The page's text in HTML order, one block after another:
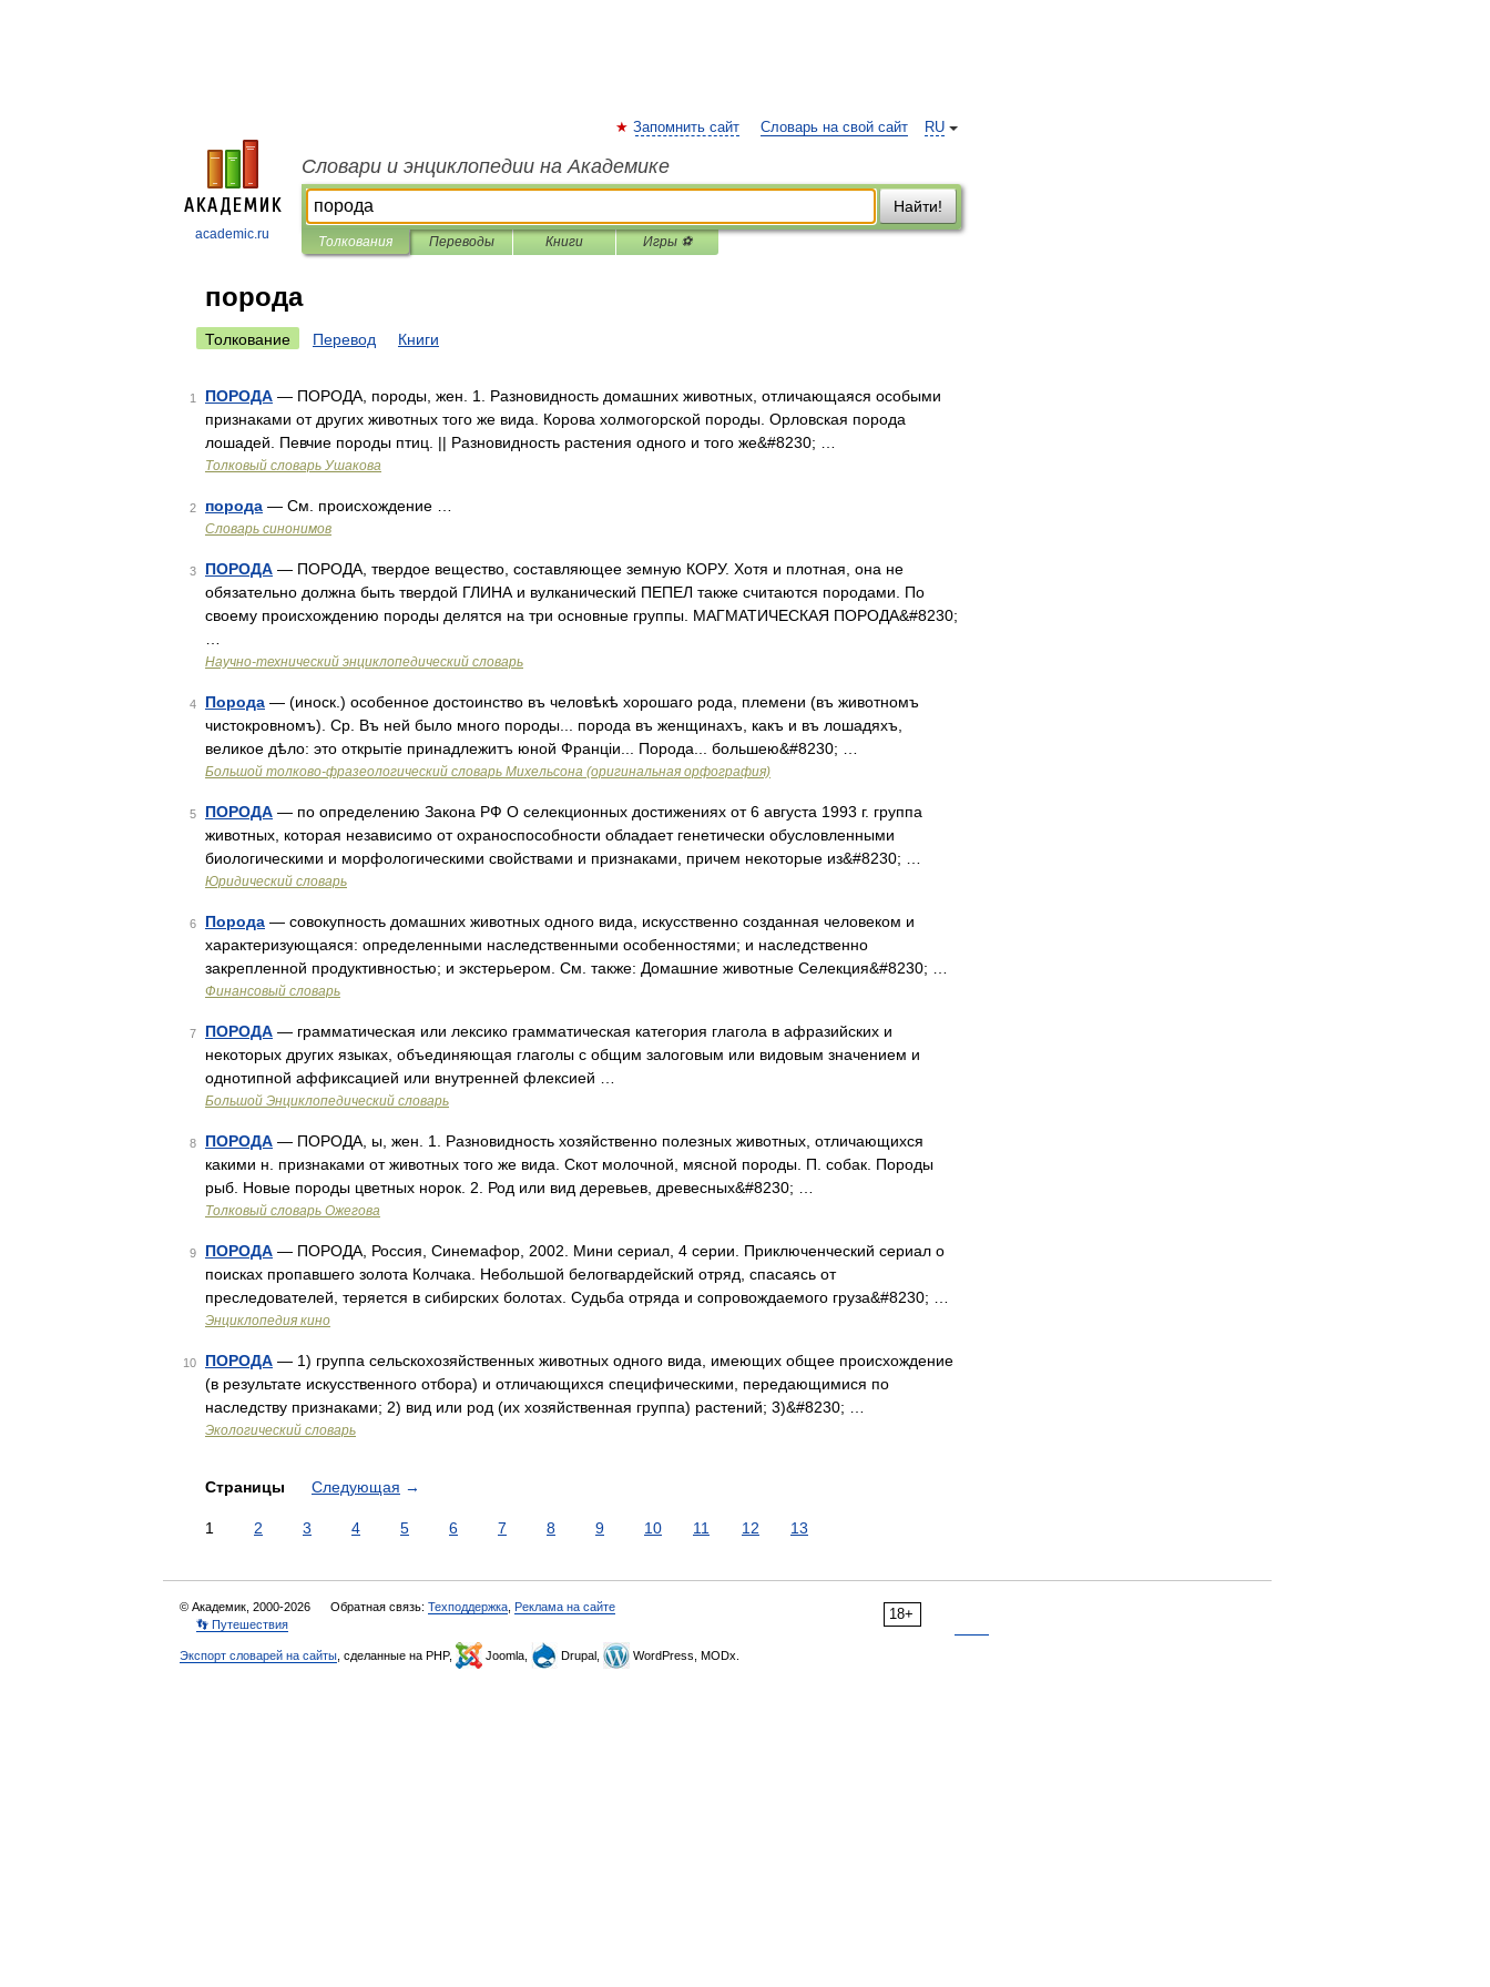
academic.ru
RU
Запомнить сайт Словарь на свой сайт
Словари и энциклопедии на Академике
Найти!
Толкования Переводы Книги Игры ⚽
порода
Толкование Перевод Книги
1 ПОРОДА — ПОРОДА, породы, жен. 1. Разновидность домашних животных, отличающаяся особыми
признаками от других животных того же вида. Корова холмогорской породы. Орловская порода
лошадей. Певчие породы птиц. || Разновидность растения одного и того же&#8230; …
Толковый словарь Ушакова
2 порода — См. происхождение …
Словарь синонимов
3 ПОРОДА — ПОРОДА, твердое вещество, составляющее земную КОРУ. Хотя и плотная, она не
обязательно должна быть твердой ГЛИНА и вулканический ПЕПЕЛ также считаются породами. По
своему происхождению породы делятся на три основные группы. МАГМАТИЧЕСКАЯ ПОРОДА&#8230;
Научно-технический энциклопедический словарь
4 Порода — (иноск.) особенное достоинство въ человѣкѣ хорошаго рода, племени (въ животномъ
чистокровномъ). Ср. Въ ней было много породы... порода въ женщинахъ, какъ и въ лошадяхъ,
великое дѣло: это открытіе принадлежитъ юной Франціи... Порода... большею&#8230; …
Большой толково-фразеологический словарь Михельсона (оригинальная орфография)
5 ПОРОДА — по определению Закона РФ О селекционных достижениях от 6 августа 1993 г. группа
животных, которая независимо от охраноспособности обладает генетически обусловленными
биологическими и морфологическими свойствами и признаками, причем некоторые из&#8230; …
Юридический словарь
6 Порода — совокупность домашних животных одного вида, искусственно созданная человеком и
характеризующаяся: определенными наследственными особенностями; и наследственно
закрепленной продуктивностью; и экстерьером. См. также: Домашние животные Селекция&#8230; …
Финансовый словарь
7 ПОРОДА — грамматическая или лексико грамматическая категория глагола в афразийских и
некоторых других языках, объединяющая глаголы с общим залоговым или видовым значением и
однотипной аффиксацией или внутренней флексией …
Большой Энциклопедический словарь
8 ПОРОДА — ПОРОДА, ы, жен. 1. Разновидность хозяйственно полезных животных, отличающихся
какими н. признаками от животных того же вида. Скот молочной, мясной породы. П. собак. Породы
рыб. Новые породы цветных норок. 2. Род или вид деревьев, древесных&#8230; …
Толковый словарь Ожегова
9 ПОРОДА — ПОРОДА, Россия, Синемафор, 2002. Мини сериал, 4 серии. Приключенческий сериал о
поисках пропавшего золота Колчака. Небольшой белогвардейский отряд, спасаясь от
преследователей, теряется в сибирских болотах. Судьба отряда и сопровождаемого груза&#8230; …
Энциклопедия кино
10 ПОРОДА — 1) группа сельскохозяйственных животных одного вида, имеющих общее происхождение
(в результате искусственного отбора) и отличающихся специфическими, передающимися по
наследству признаками; 2) вид или род (их хозяйственная группа) растений; 3)&#8230; …
Экологический словарь
Страницы Следующая →
1 2 3 4 5 6 7 8 9 10 11 12 13
18+
© Академик, 2000-2026 Обратная связь: Техподдержка Реклама на сайте
👣 Путешествия
Экспорт словарей на сайты , сделанные на PHP, Joomla, Drupal, WordPress, MODx.